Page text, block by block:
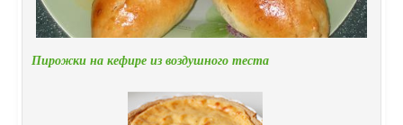
Пирожки на кефире из воздушного теста